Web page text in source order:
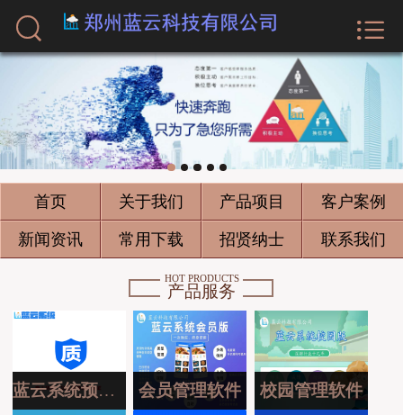

关于我们
产品项目
客户案例
新闻资讯
常用下载
联系我们


首页 关于我们 产品项目 客户案例
新闻资讯 常用下载 招贤纳士 联系我们
HOT PRODUCTS
产品服务
蓝云系统预约版 会员管理软件 校园管理软件